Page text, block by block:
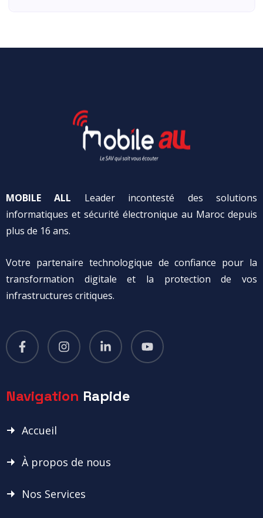
MOBILE ALL Leader incontesté des solutions
informatiques et sécurité électronique au Maroc depuis
plus de 16 ans.
Votre partenaire technologique de confiance pour la
transformation digitale et la protection de vos
infrastructures critiques.
Navigation Rapide
Accueil
À propos de nous
Nos Services